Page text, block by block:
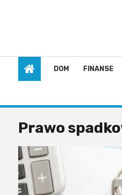
DOM FINANSE
Prawo